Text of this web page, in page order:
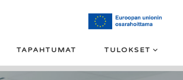
TAPAHTUMAT TULOKSET